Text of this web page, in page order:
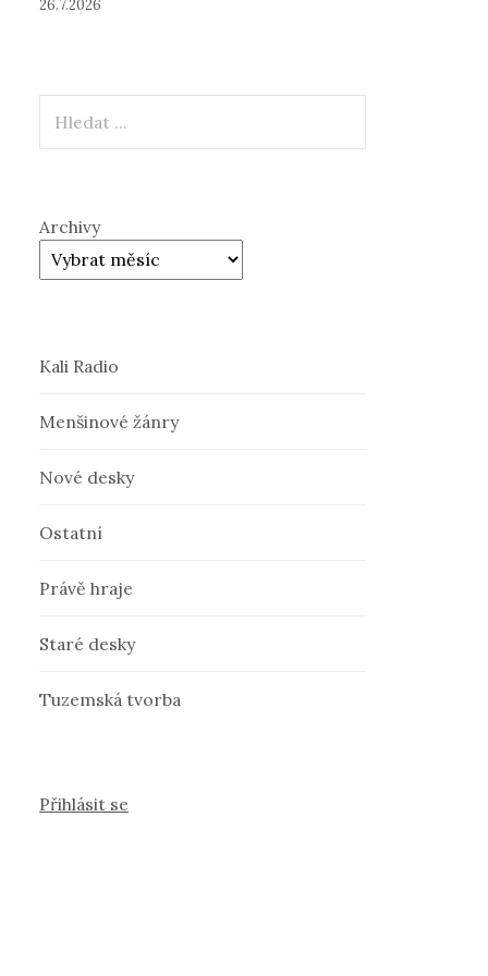
26.7.2026
Archivy
Kali Radio
Menšinové žánry
Nové desky
Ostatní
Právě hraje
Staré desky
Tuzemská tvorba
Přihlásit se